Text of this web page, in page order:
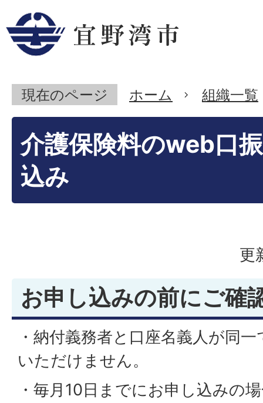
現在のページ ホーム 組織一覧
介護保険料のweb口
込み
更
お申し込みの前にご確
・納付義務者と口座名義人が同
いただけません。
・毎月10日までにお申し込みの